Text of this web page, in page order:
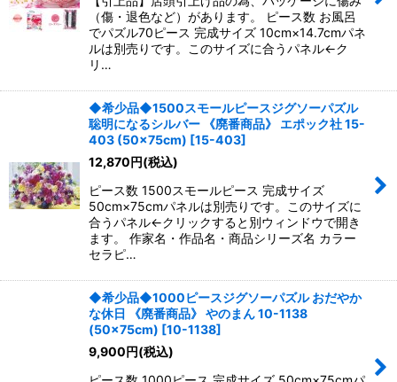
（傷・退色など）があります。 ピース数 お風呂
でパズル70ピース 完成サイズ 10cm×14.7cmパネ
ルは別売りです。このサイズに合うパネル←ク
リ…
◆希少品◆1500スモールピースジグソーパズル
聡明になるシルバー 《廃番商品》 エポック社 15-
403 (50×75cm) [15-403]
12,870円(税込)
ピース数 1500スモールピース 完成サイズ
50cm×75cmパネルは別売りです。このサイズに
合うパネル←クリックすると別ウィンドウで開き
ます。 作家名・作品名・商品シリーズ名 カラー
セラピ…
◆希少品◆1000ピースジグソーパズル おだやか
な休日 《廃番商品》 やのまん 10-1138
(50×75cm) [10-1138]
9,900円(税込)